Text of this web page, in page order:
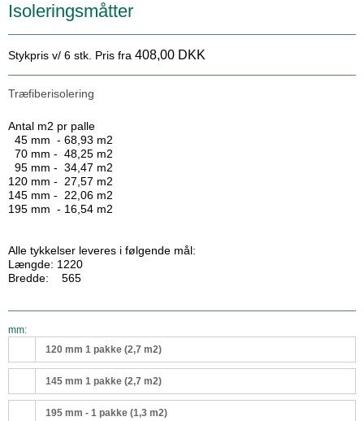
Isoleringsmåtter
Stykpris v/ 6 stk. Pris fra 408,00 DKK
Træfiberisolering
Antal m2 pr palle
45 mm - 68,93 m2
70 mm - 48,25 m2
95 mm - 34,47 m2
120 mm - 27,57 m2
145 mm - 22,06 m2
195 mm - 16,54 m2
Alle tykkelser leveres i følgende mål:
Længde: 1220
Bredde: 565
mm:
120 mm 1 pakke (2,7 m2)
145 mm 1 pakke (2,7 m2)
195 mm - 1 pakke (1,3 m2)